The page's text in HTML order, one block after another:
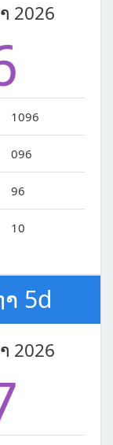
2026
1096
096
96
10
5d
2026